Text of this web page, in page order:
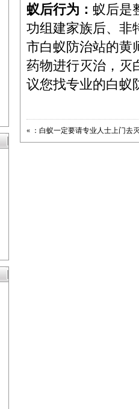
蚁后行为： 蚁后是
功组建家族后、非
市白蚁防治站的黄
药物进行灭治，灭
议您找专业的白蚁
« ：白蚁一定要请专业人士上门去